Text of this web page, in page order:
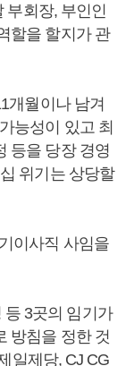
부회장, 부인인
할을 할지가 관
개월이나 남겨
능성이 있고 최
등을 당장 경영
위기는 상당할
이사직 사임을
등 3곳의 임기가
방침을 정한 것
일제당, CJ CG